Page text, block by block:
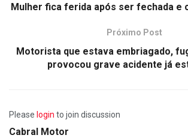
Mulher fica ferida após ser fechada e
Próximo Post
Motorista que estava embriagado,
provocou grave acidente já
Please login to join discussion
Cabral Motor